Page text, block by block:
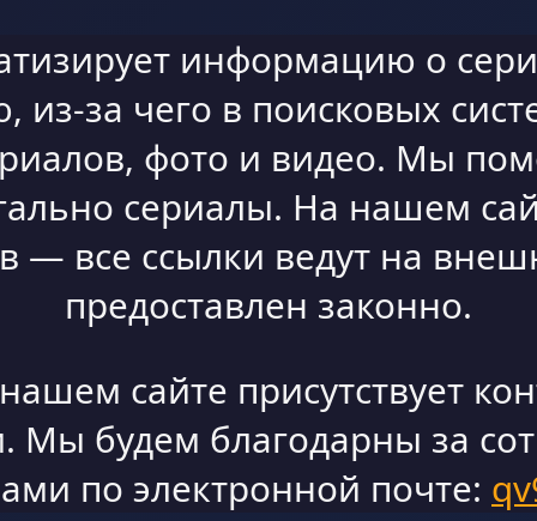
информацию о
за чего в поисковых
фото и видео. Мы
сериалы. На нашем
— все ссылки ведут на
предоставлен законно.
сайте присутствует
Мы будем благодарны за
по электронной почте: